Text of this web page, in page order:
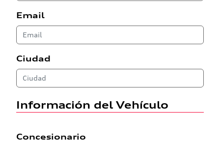
Email
Ciudad
Información del Vehículo
Concesionario